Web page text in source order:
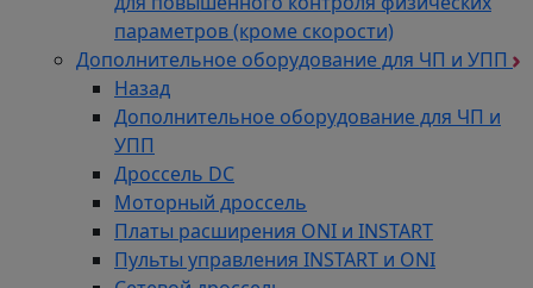
параметров (кроме скорости)
Дополнительное оборудование для ЧП и УПП
Назад
Дополнительное оборудование для ЧП и
УПП
Дроссель DC
Моторный дроссель
Платы расширения ONI и INSTART
Пульты управления INSTART и ONI